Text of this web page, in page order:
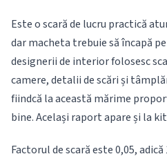
Este o scară de lucru practică
dar macheta trebuie să încapă
designerii de interior folosesc
camere, detalii de scări și
fiindcă la această mărime
bine. Același raport apare și la
Factorul de scară este 0,05,